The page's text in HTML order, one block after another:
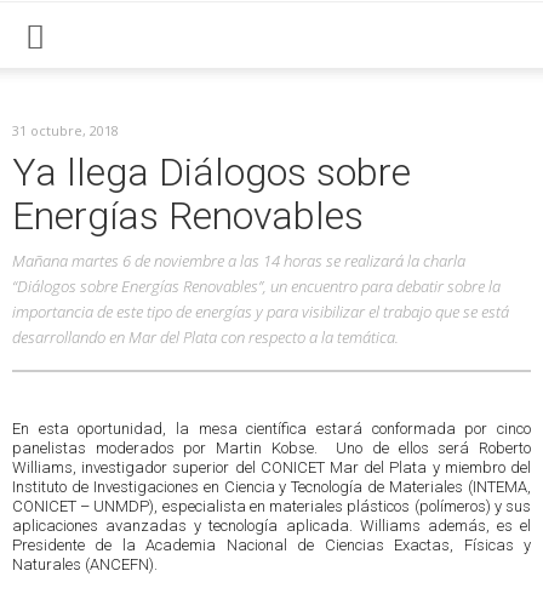
31 octubre, 2018
Ya llega Diálogos sobre
Energías Renovables
Mañana martes 6 de noviembre a las 14 horas se realizará la charla
“Diálogos sobre Energías Renovables”, un encuentro para debatir sobre la
importancia de este tipo de energías y para visibilizar el trabajo que se está
desarrollando en Mar del Plata con respecto a la temática.
En esta oportunidad, la mesa científica estará conformada por cinco
panelistas moderados por Martin Kobse. Uno de ellos será Roberto
Williams, investigador superior del CONICET Mar del Plata y miembro del
Instituto de Investigaciones en Ciencia y Tecnología de Materiales (INTEMA,
CONICET – UNMDP), especialista en materiales plásticos (polímeros) y sus
aplicaciones avanzadas y tecnología aplicada. Williams además, es el
Presidente de la Academia Nacional de Ciencias Exactas, Físicas y
Naturales (ANCEFN).